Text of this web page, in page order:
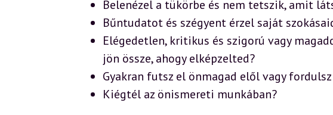
Belenézel a tükörbe és nem tetszik, amit
Bűntudatot és szégyent érzel saját
Elégedetlen, kritikus és szigorú vagy
jön össze, ahogy elképzelted?
Gyakran futsz el önmagad elől vagy
Kiégtél az önismereti munkában?